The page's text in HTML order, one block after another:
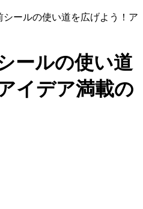
シールの使い道を広げよう！ア
ールの使い道
イデア満載の